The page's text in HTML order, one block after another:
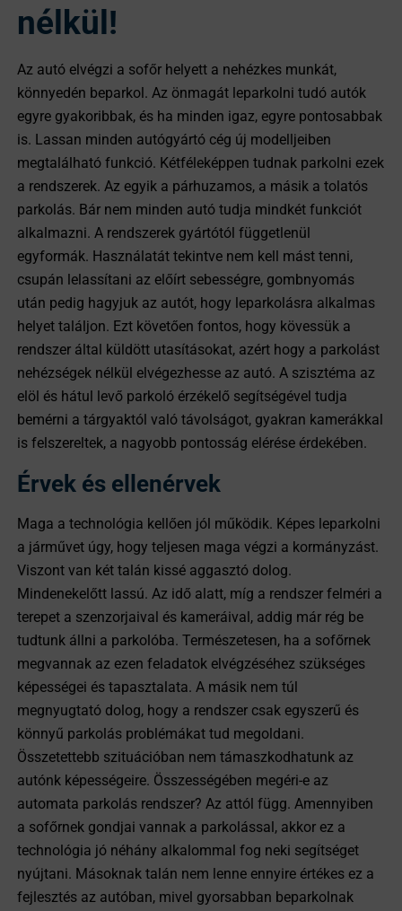
nélkül!
Az autó elvégzi a sofőr helyett a nehézkes munkát,
könnyedén beparkol. Az önmagát leparkolni tudó autók
egyre gyakoribbak, és ha minden igaz, egyre pontosabbak
is. Lassan minden autógyártó cég új modelljeiben
megtalálható funkció. Kétféleképpen tudnak parkolni ezek
a rendszerek. Az egyik a párhuzamos, a másik a tolatós
parkolás. Bár nem minden autó tudja mindkét funkciót
alkalmazni. A rendszerek gyártótól függetlenül
egyformák. Használatát tekintve nem kell mást tenni,
csupán lelassítani az előírt sebességre, gombnyomás
után pedig hagyjuk az autót, hogy leparkolásra alkalmas
helyet találjon. Ezt követően fontos, hogy kövessük a
rendszer által küldött utasításokat, azért hogy a parkolást
nehézségek nélkül elvégezhesse az autó. A szisztéma az
elöl és hátul levő parkoló érzékelő segítségével tudja
bemérni a tárgyaktól való távolságot, gyakran kamerákkal
is felszereltek, a nagyobb pontosság elérése érdekében.
Érvek és ellenérvek
Maga a technológia kellően jól működik. Képes leparkolni
a járművet úgy, hogy teljesen maga végzi a kormányzást.
Viszont van két talán kissé aggasztó dolog.
Mindenekelőtt lassú. Az idő alatt, míg a rendszer felméri a
terepet a szenzorjaival és kameráival, addig már rég be
tudtunk állni a parkolóba. Természetesen, ha a sofőrnek
megvannak az ezen feladatok elvégzéséhez szükséges
képességei és tapasztalata. A másik nem túl
megnyugtató dolog, hogy a rendszer csak egyszerű és
könnyű parkolás problémákat tud megoldani.
Összetettebb szituációban nem támaszkodhatunk az
autónk képességeire. Összességében megéri-e az
automata parkolás rendszer? Az attól függ. Amennyiben
a sofőrnek gondjai vannak a parkolással, akkor ez a
technológia jó néhány alkalommal fog neki segítséget
nyújtani. Másoknak talán nem lenne ennyire értékes ez a
fejlesztés az autóban, mivel gyorsabban beparkolnak